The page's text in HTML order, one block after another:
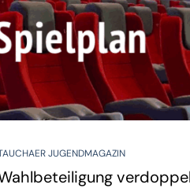
JUGENDMAGAZIN